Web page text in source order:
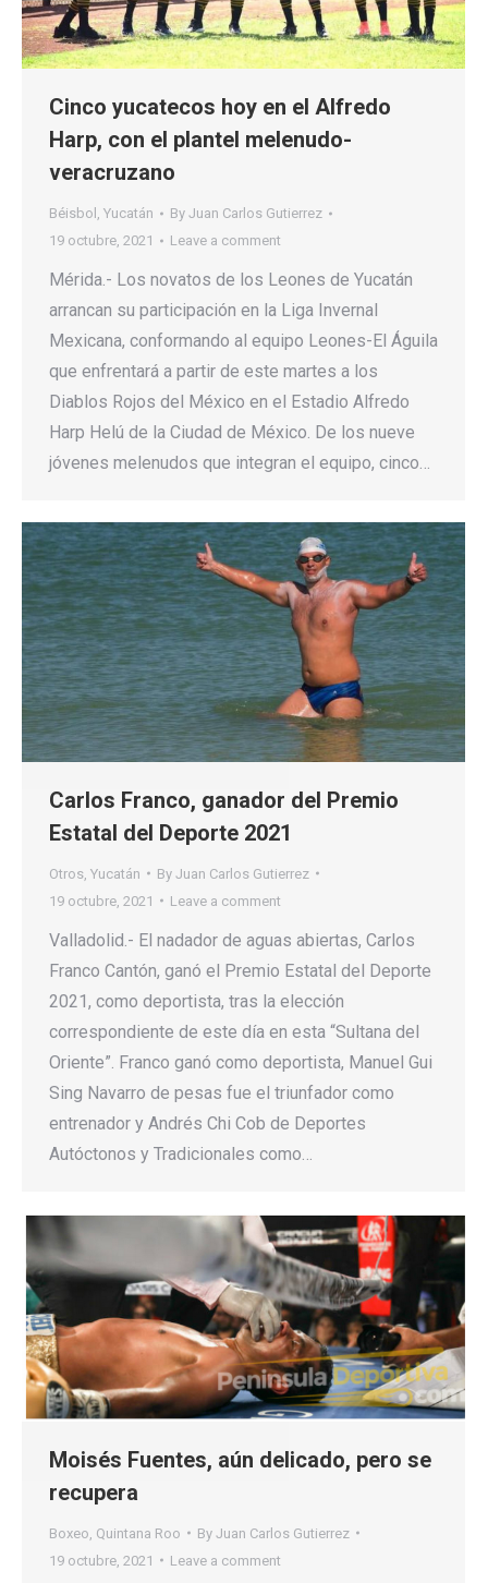
Cinco yucatecos hoy en el Alfredo
Harp, con el plantel melenudo-
veracruzano
Béisbol , Yucatán By Juan Carlos Gutierrez
19 octubre, 2021
Leave a comment
Mérida.- Los novatos de los Leones de Yucatán
arrancan su participación en la Liga Invernal
Mexicana, conformando al equipo Leones-El Águila
que enfrentará a partir de este martes a los
Diablos Rojos del México en el Estadio Alfredo
Harp Helú de la Ciudad de México. De los nueve
jóvenes melenudos que integran el equipo, cinco…
Carlos Franco, ganador del Premio
Estatal del Deporte 2021
Otros Yucatán By Juan Carlos Gutierrez
19 octubre, 2021
Leave a comment
Valladolid.- El nadador de aguas abiertas, Carlos
Franco Cantón, ganó el Premio Estatal del Deporte
2021, como deportista, tras la elección
correspondiente de este día en esta “Sultana del
Oriente”. Franco ganó como deportista, Manuel Gui
Sing Navarro de pesas fue el triunfador como
entrenador y Andrés Chi Cob de Deportes
Autóctonos y Tradicionales como…
Moisés Fuentes, aún delicado, pero se
recupera
Boxeo Quintana Roo By Juan Carlos Gutierrez
19 octubre, 2021
Leave a comment